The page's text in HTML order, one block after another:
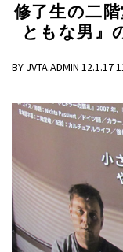
修了生の二
ともな男』
BY JVTA.ADMIN 12.1.17